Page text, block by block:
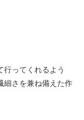
ってくれるよう
細さを兼ね備えた作